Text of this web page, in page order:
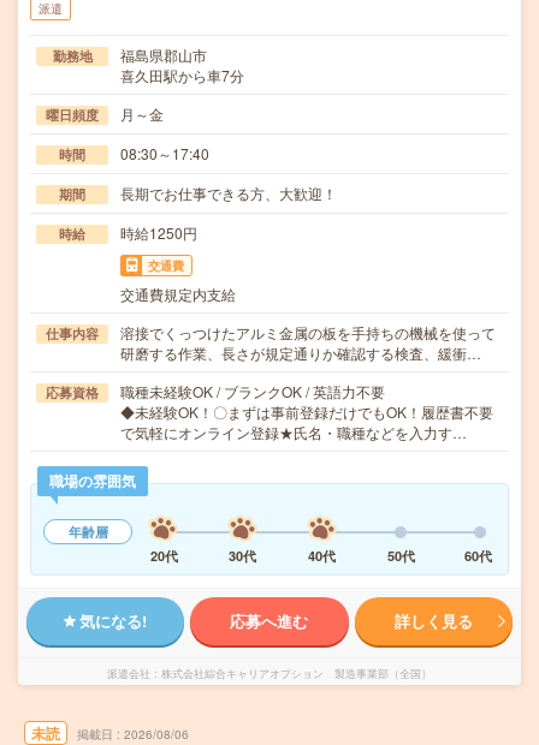
派遣
勤務地
福島県郡山市
喜久田駅から車7分
曜日頻度 月～金
時間 08:30～17:40
期間 長期でお仕事できる方、大歓迎！
時給 時給1250円
交通費
交通費規定内支給
仕事内容
溶接でくっつけたアルミ金属の板を手持ちの機械を使って
研磨する作業、長さが規定通りか確認する検査、緩衝…
応募資格
職種未経験OK / ブランクOK / 英語力不要
◆未経験OK！〇まずは事前登録だけでもOK！履歴書不要
で気軽にオンライン登録★氏名・職種などを入力す…
職場の雰囲気
年齢層
20代
30代 40代 50代 60代
気になる! 応募へ進む 詳しく見る
派遣会社 株式会社綜合キャリアオプション 製造事業部（全国）
未読 掲載日 2026/08/06